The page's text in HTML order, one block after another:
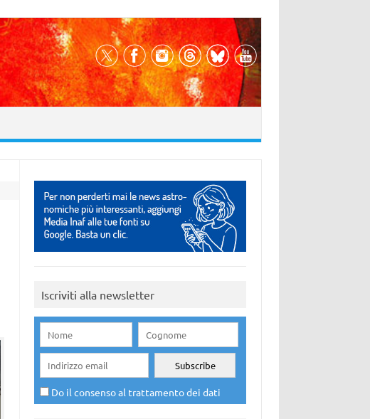
Iscriviti alla newsletter
Do il consenso al trattamento dei dati